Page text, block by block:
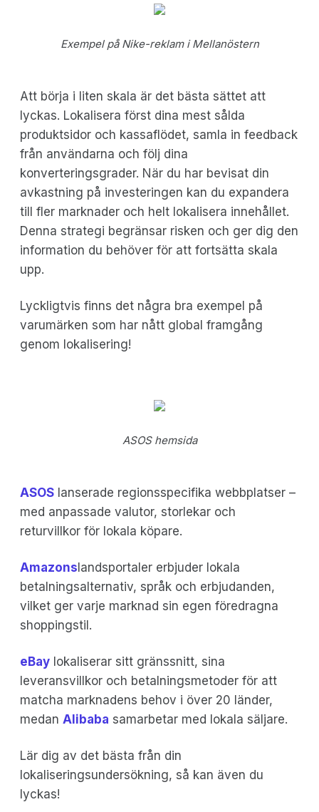
Exempel på Nike-reklam i Mellanöstern
Att börja i liten skala är det bästa sättet att
lyckas. Lokalisera först dina mest sålda
produktsidor och kassaflödet, samla in feedback
från användarna och följ dina
konverteringsgrader. När du har bevisat din
avkastning på investeringen kan du expandera
till fler marknader och helt lokalisera innehållet.
Denna strategi begränsar risken och ger dig den
information du behöver för att fortsätta skala
upp.
Lyckligtvis finns det några bra exempel på
varumärken som har nått global framgång
genom lokalisering!
ASOS hemsida
ASOS lanserade regionsspecifika webbplatser –
med anpassade valutor, storlekar och
returvillkor för lokala köpare.
Amazonslandsportaler erbjuder lokala
betalningsalternativ, språk och erbjudanden,
vilket ger varje marknad sin egen föredragna
shoppingstil.
eBay lokaliserar sitt gränssnitt, sina
leveransvillkor och betalningsmetoder för att
matcha marknadens behov i över 20 länder,
medan Alibaba samarbetar med lokala säljare.
Lär dig av det bästa från din
lokaliseringsundersökning, så kan även du
lyckas!